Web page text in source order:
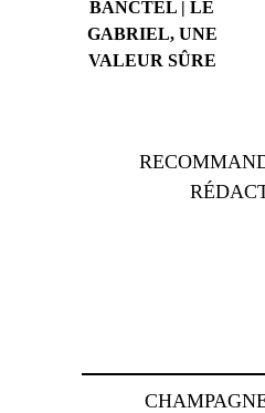
BANCTEL | LE
GABRIEL, UNE
VALEUR SÛRE